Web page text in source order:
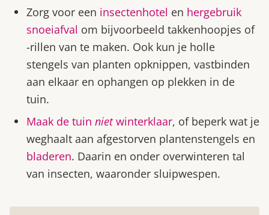
Zorg voor een insectenhotel en hergebruik
snoeiafval om bijvoorbeeld takkenhoopjes of
-rillen van te maken. Ook kun je holle
stengels van planten opknippen, vastbinden
aan elkaar en ophangen op plekken in de
tuin.
Maak de tuin nietwinterklaar, of beperk wat je
weghaalt aan afgestorven plantenstengels en
bladeren. Daarin en onder overwinteren tal
van insecten, waaronder sluipwespen.